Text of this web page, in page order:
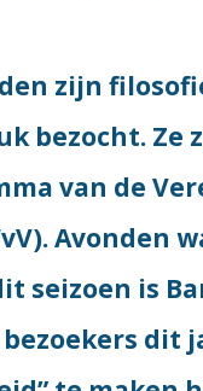
zijn
bezocht.
van de
Avonden
seizoen is
dit